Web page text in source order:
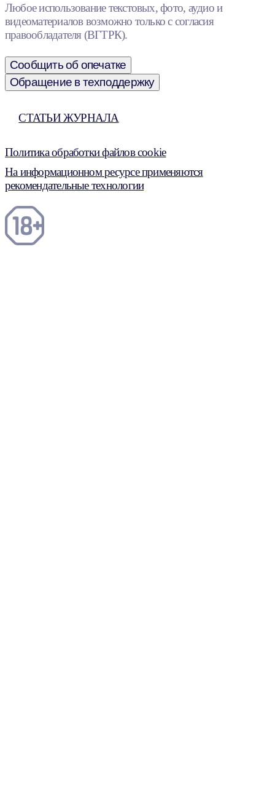
Любое использование текстовых, фото, аудио и
видеоматериалов возможно только с согласия
правообладателя (ВГТРК).
Сообщить об опечатке
Обращение в техподдержку
СТАТЬИ ЖУРНАЛА
Политика обработки файлов cookie
На информационном ресурсе применяются
рекомендательные технологии